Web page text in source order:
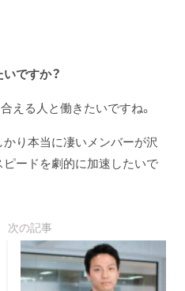
ですか？
える人と働きたいですね。
り本当に凄いメンバーが沢
ードを劇的に加速したいで
次の記事